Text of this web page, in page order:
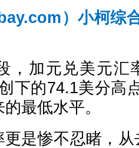
）小柯综
，加元兑美元汇
下的74.1美分高
最低水平。
是惨不忍睹，